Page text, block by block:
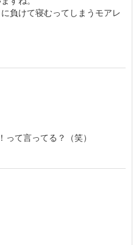
負けて寝むってしまうモアレ
て言ってる？（笑）